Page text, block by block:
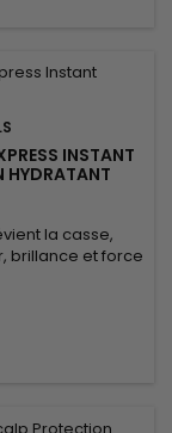
INSTANT
HYDRATANT
la casse,
brillance et force
de blé
Express Instant
capillaire et
contre les...